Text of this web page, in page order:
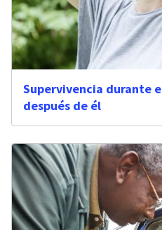
Supervivencia durante
después de él